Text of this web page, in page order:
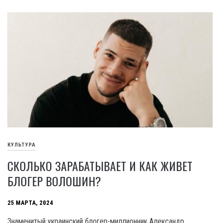
КУЛЬТУРА
СКОЛЬКО ЗАРАБАТЫВАЕТ И КАК ЖИВЕТ
БЛОГЕР ВОЛОШИН?
25 МАРТА, 2024